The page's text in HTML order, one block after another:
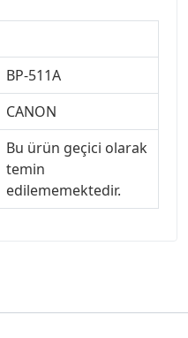
BP-511A
CANON
Bu ürün geçici olarak
temin
edilememektedir.